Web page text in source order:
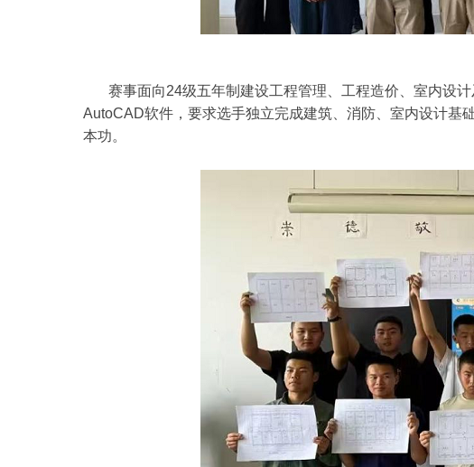
赛事面向24级五年制建设工程管理、工程造价、室内设计
AutoCAD软件，要求选手独立完成建筑、消防、室内设计基
本功。